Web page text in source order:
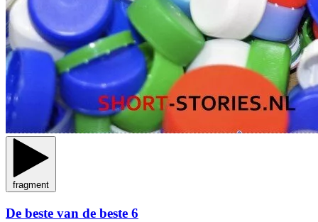
fragment
De beste van de beste 6